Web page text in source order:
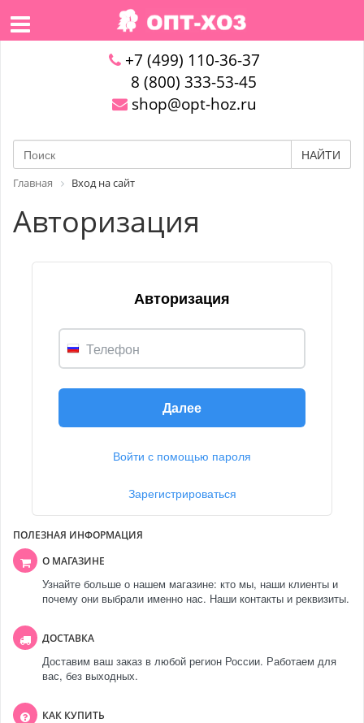
+7 (499) 110-36-37
8 (800) 333-53-45
shop@opt-hoz.ru
НАЙТИ
Главная Вход на сайт
Авторизация
Авторизация
Телефон
Далее
Войти с помощью пароля
Зарегистрироваться
ПОЛЕЗНАЯ ИНФОРМАЦИЯ
О МАГАЗИНЕ
Узнайте больше о нашем магазине: кто мы, наши клиенты и
почему они выбрали именно нас. Наши контакты и реквизиты.
ДОСТАВКА
Доставим ваш заказ в любой регион России. Работаем для
вас, без выходных.
КАК КУПИТЬ